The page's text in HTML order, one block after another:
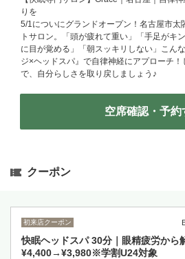
りを
5/1についにグランドオープン！名古屋市太
トサロン。「頭が疲れて重い」「手足がキ
に目が覚める」「朝スッキリしない」こん
ジ×ヘッドスパ』で自律神経にアプローチ！
で、自分らしさを取り戻しましょう♪
空席確認・予約
クーポン
初来店クーポン
快眠ヘッドスパ 30分｜眼精疲労から
¥4,400→¥3,980※学割U24対象